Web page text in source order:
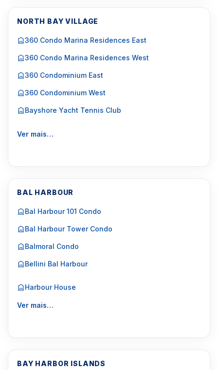
NORTH BAY VILLAGE
360 Condo Marina Residences East
360 Condo Marina Residences West
360 Condominium East
360 Condominium West
Bayshore Yacht Tennis Club
Ver mais…
BAL HARBOUR
Bal Harbour 101 Condo
Bal Harbour Tower Condo
Balmoral Condo
Bellini Bal Harbour
Harbour House
Ver mais…
BAY HARBOR ISLANDS